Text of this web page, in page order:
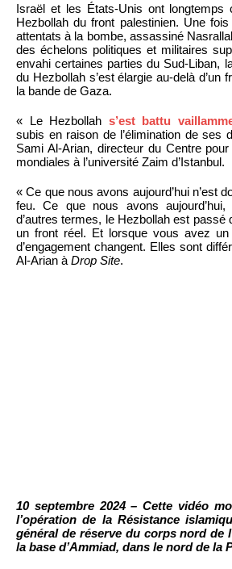
Israël et les États-Unis ont longtemps
Hezbollah du front palestinien. Une
attentats à la bombe, assassiné
des échelons politiques et militaires
envahi certaines parties du Sud-Liban,
du Hezbollah s’est élargie au-delà d’un
la bande de Gaza.
« Le Hezbollah s’est battu
subis en raison de l’élimination de ses
Sami Al-Arian, directeur du Centre
mondiales à l’université Zaim d’Istanbul.
« Ce que nous avons aujourd’hui n’est
feu. Ce que nous avons
d’autres termes, le Hezbollah est passé
un front réel. Et lorsque vous avez
d’engagement changent. Elles sont
Al-Arian à Drop Site.
10 septembre 2024 – Cette vidéo
l’opération de la Résistance
général de réserve du corps nord de
la base d’Ammiad, dans le nord de la